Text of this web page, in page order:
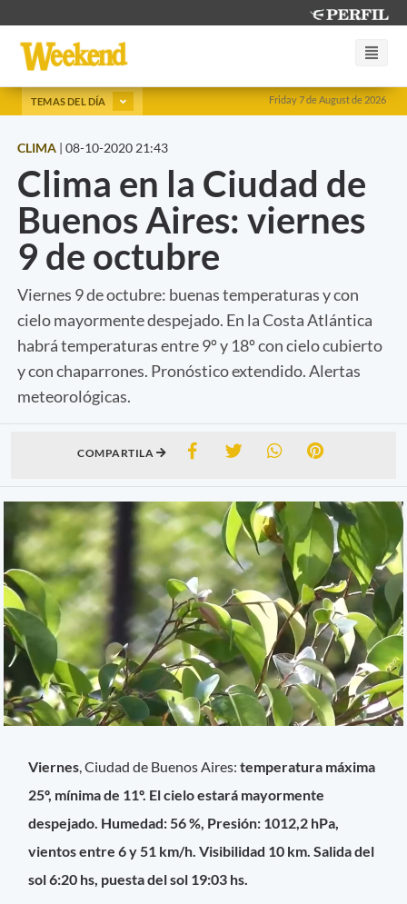
Friday 7 de August de 2026
TEMAS DEL DÍA
CLIMA | 08-10-2020 21:43
Clima en la Ciudad de
Buenos Aires: viernes
9 de octubre
Viernes 9 de octubre: buenas temperaturas y con
cielo mayormente despejado. En la Costa Atlántica
habrá temperaturas entre 9º y 18º con cielo cubierto
y con chaparrones. Pronóstico extendido. Alertas
meteorológicas.
COMPARTILA
Viernes , Ciudad de Buenos Aires:temperatura máxima
25º, mínima de 11º. El cielo estará mayormente
despejado. Humedad: 56 %, Presión: 1012,2 hPa,
vientos entre 6 y 51 km/h. Visibilidad 10 km. Salida del
sol 6:20 hs, puesta del sol 19:03 hs.